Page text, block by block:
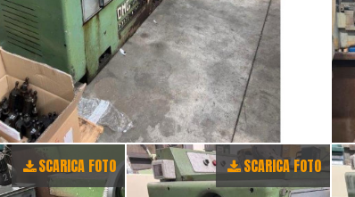
SCARICA FOTO SCARICA FOTO